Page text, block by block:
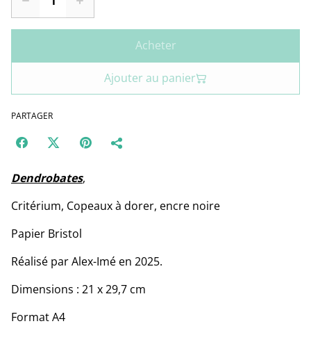
Acheter
Ajouter au panier
PARTAGER
Dendrobates,
Critérium, Copeaux à dorer, encre noire
Papier Bristol
Réalisé par Alex-Imé en 2025.
Dimensions : 21 x 29,7 cm
Format A4